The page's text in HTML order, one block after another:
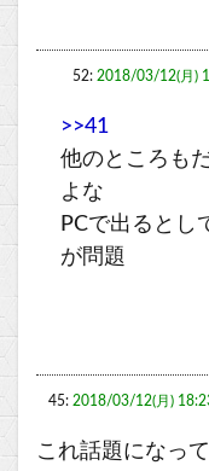
52: 2018/03/12(月)
>>41
他のところも
よな
PCで出るとし
が問題
45: 2018/03/12(月)
これ話題になっ